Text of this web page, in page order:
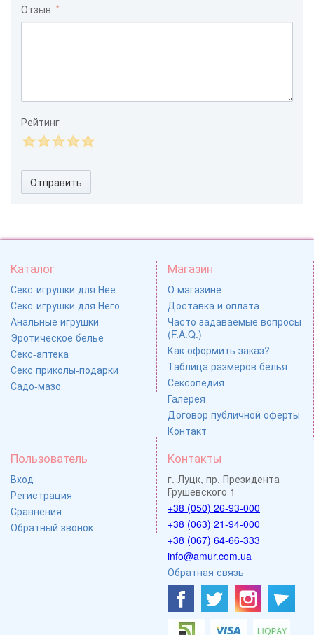
Отзыв
Рейтинг
Отправить
Каталог
Секс-игрушки для Нее
Секс-игрушки для Него
Анальные игрушки
Эротическое белье
Секс-аптека
Секс приколы-подарки
Садо-мазо
Магазин
О магазине
Доставка и оплата
Часто задаваемые вопросы
(F.A.Q.)
Как оформить заказ?
Таблица размеров белья
Сексопедия
Галерея
Договор публичной оферты
Контакт
Пользователь
Вход
Регистрация
Сравнения
Обратный звонок
Контакты
г. Луцк, пр. Президента
Грушевского 1
+38 (050) 26-93-000
+38 (063) 21-94-000
+38 (067) 64-66-333
info@amur.com.ua
Обратная связь